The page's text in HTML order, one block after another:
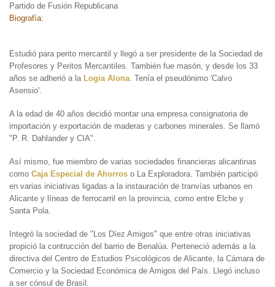
Partido de Fusión Republicana
Biografía:
Estudió para perito mercantil y llegó a ser presidente de la Sociedad de
Profesores y Peritos Mercantiles. También fue masón, y desde los 33
años se adherió a la Logia Alona . Tenía el pseudónimo 'Calvo
Asensio'.
A la edad de 40 años decidió montar una empresa consignatoria de
importación y exportación de maderas y carbones minerales. Se llamó
"P. R. Dahlander y CIA".
Así mismo, fue miembro de varias sociedades financieras alicantinas
como Caja Especial de Ahorros o La Exploradora. También participó
en varias iniciativas ligadas a la instauración de tranvías urbanos en
Alicante y líneas de ferrocarril en la provincia, como entre Elche y
Santa Pola.
Integró la sociedad de "Los Díez Amigos" que entre otras iniciativas
propició la contrucción del barrio de Benalúa. Perteneció además a la
directiva del Centro de Estudios Psicológicos de Alicante, la Cámara de
Comercio y la Sociedad Económica de Amigos del País. Llegó incluso
a ser cónsul de Brasil.